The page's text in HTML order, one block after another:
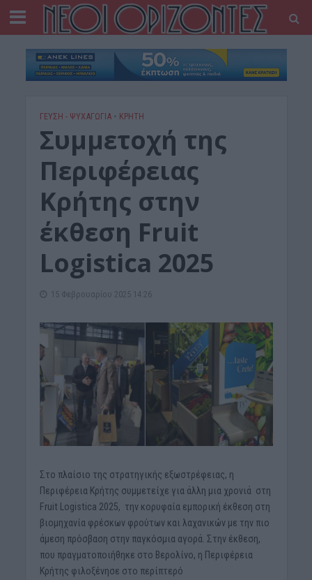
ΓΕΎΣΗ - ΨΥΧΑΓΩΓΊΑ • ΚΡΗΤΗ
Συμμετοχή της
Περιφέρειας
Κρήτης στην
έκθεση Fruit
Logistica 2025
15 Φεβρουαρίου 2025 14:26
Στο πλαίσιο της στρατηγικής εξωστρέφειας, η
Περιφέρεια Κρήτης συμμετείχε για άλλη μια χρονιά στη
Fruit Logistica 2025, την κορυφαία εμπορική έκθεση στη
βιομηχανία φρέσκων φρούτων και λαχανικών με την πιο
άμεση πρόσβαση στην παγκόσμια αγορά. Στην έκθεση,
που πραγματοποιήθηκε στο Βερολίνο, η Περιφέρεια
Κρήτης φιλοξένησε στο περίπτερό